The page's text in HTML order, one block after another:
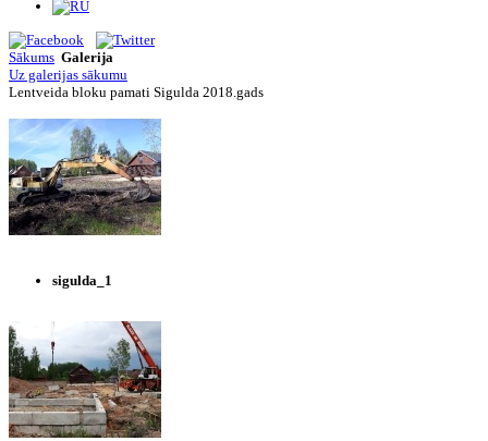
Sākums Galerija
Uz galerijas sākumu
Lentveida bloku pamati Sigulda 2018.gads
sigulda_1